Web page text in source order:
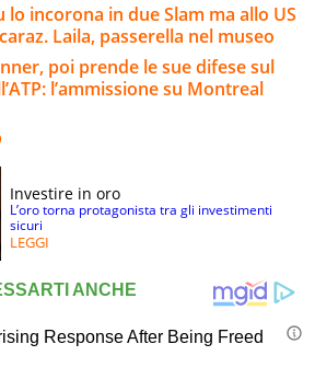
incorona in due Slam ma allo US
Laila, passerella nel museo
poi prende le sue difese sul
l’ammissione su Montreal
Investire in oro
L’oro torna protagonista tra gli investimenti
sicuri
LEGGI